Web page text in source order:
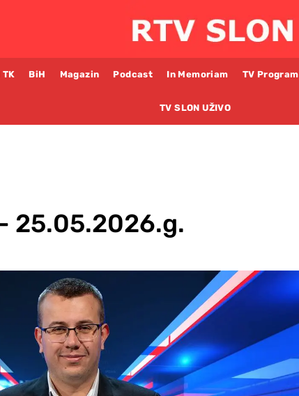
BiH Magazin Podcast In Memoriam TV Program
TV SLON UŽIVO
25.05.2026.g.